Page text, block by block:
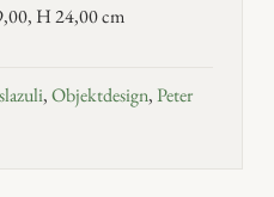
H 24,00 cm
,Objektdesign,Peter